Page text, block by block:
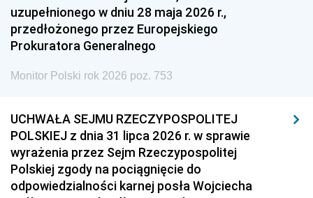
uzupełnionego w dniu 28 maja 2026 r.,
przedłożonego przez Europejskiego
Prokuratora Generalnego
Monitor Polski rok 2026 poz. 753
UCHWAŁA SEJMU RZECZYPOSPOLITEJ
POLSKIEJ z dnia 31 lipca 2026 r. w sprawie
wyrażenia przez Sejm Rzeczypospolitej
Polskiej zgody na pociągnięcie do
odpowiedzialności karnej posła Wojciecha